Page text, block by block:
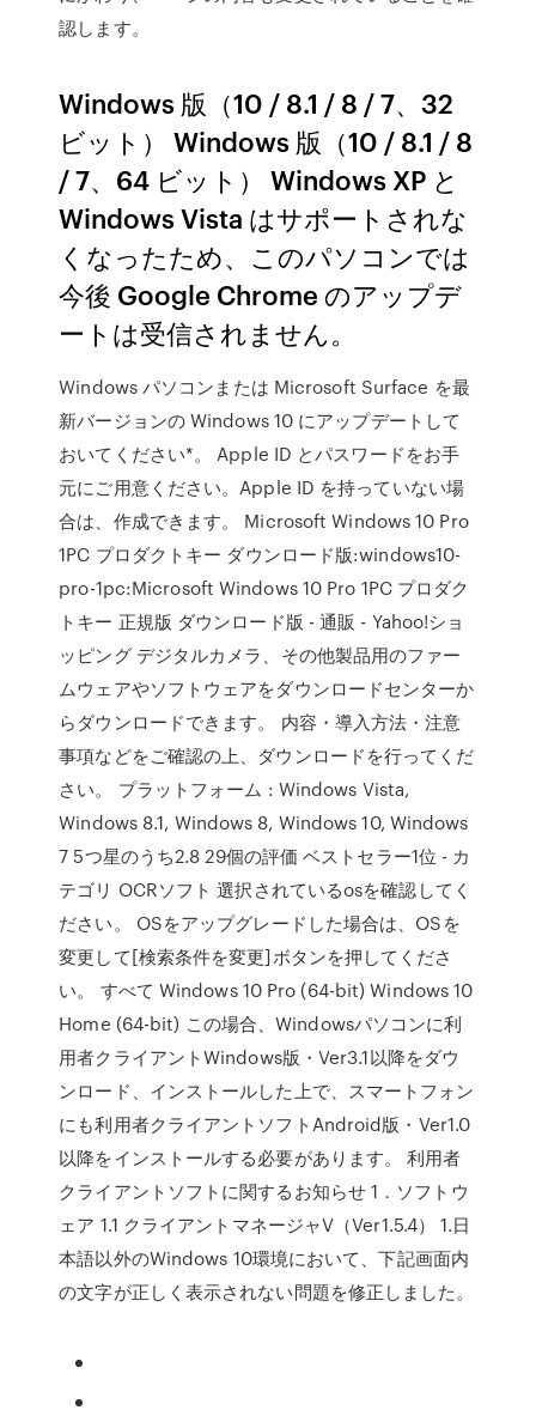
認します。
Windows 版（10 / 8.1 / 8 / 7、32
ビット） Windows 版（10 / 8.1 / 8
/ 7、64 ビット） Windows XP と
Windows Vista はサポートされな
くなったため、このパソコンでは
今後 Google Chrome のアップデ
ートは受信されません。
Windows パソコンまたは Microsoft Surface を最
新バージョンの Windows 10 にアップデートして
おいてください*。 Apple ID とパスワードをお手
元にご用意ください。Apple ID を持っていない場
合は、作成できます。 Microsoft Windows 10 Pro
1PC プロダクトキー ダウンロード版:windows10-
pro-1pc:Microsoft Windows 10 Pro 1PC プロダク
トキー 正規版 ダウンロード版 - 通販 - Yahoo!ショ
ッピング デジタルカメラ、その他製品用のファー
ムウェアやソフトウェアをダウンロードセンターか
らダウンロードできます。 内容・導入方法・注意
事項などをご確認の上、ダウンロードを行ってくだ
さい。 プラットフォーム : Windows Vista,
Windows 8.1, Windows 8, Windows 10, Windows
7 5つ星のうち2.8 29個の評価 ベストセラー1位 - カ
テゴリ OCRソフト 選択されているosを確認してく
ださい。 OSをアップグレードした場合は、OSを
変更して[検索条件を変更]ボタンを押してくださ
い。 すべて Windows 10 Pro (64-bit) Windows 10
Home (64-bit) この場合、Windowsパソコンに利
用者クライアントWindows版・Ver3.1以降をダウ
ンロード、インストールした上で、スマートフォン
にも利用者クライアントソフトAndroid版・Ver1.0
以降をインストールする必要があります。 利用者
クライアントソフトに関するお知らせ 1．ソフトウ
ェア 1.1 クライアントマネージャV（Ver1.5.4） 1.日
本語以外のWindows 10環境において、下記画面内
の文字が正しく表示されない問題を修正しました。